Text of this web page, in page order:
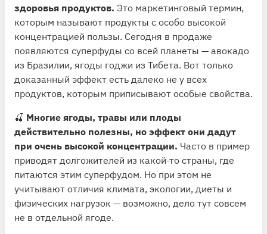
здоровья продуктов. Это маркетинговый термин,
которым называют продукты с особо высокой
концентрацией пользы. Сегодня в продаже
появляются суперфуды со всей планеты — авокадо
из Бразилии, ягоды годжи из Тибета. Вот только
доказанный эффект есть далеко не у всех
продуктов, которым приписывают особые свойства.
🍒 Многие ягоды, травы или плоды
действительно полезны, но эффект они дадут
при очень высокой концентрации. Часто в пример
приводят долгожителей из какой-то страны, где
питаются этим суперфудом. Но при этом не
учитывают отличия климата, экологии, диеты и
физических нагрузок — возможно, дело тут совсем
не в отдельной ягоде.